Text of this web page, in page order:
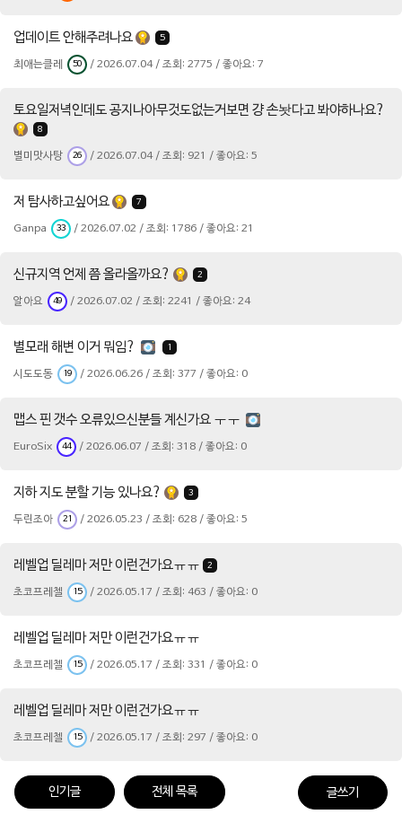
업데이트 안해주려나요 5
최애는클레 50 / 2026.07.04 / 조회: 2775 / 좋아요: 7
토요일저녁인데도 공지나아무것도없는거보면 걍 손놧다고 봐야하나요?
8
별미맛사탕 26 / 2026.07.04 / 조회: 921 / 좋아요: 5
저 탐사하고싶어요 7
Ganpa 33 / 2026.07.02 / 조회: 1786 / 좋아요: 21
신규지역 언제 쯤 올라올까요? 2
알아요 49 / 2026.07.02 / 조회: 2241 / 좋아요: 24
별모래 해변 이거 뭐임? 1
시도도동 19 / 2026.06.26 / 조회: 377 / 좋아요: 0
맵스 핀 갯수 오류있으신분들 계신가요 ㅜㅜ
EuroSix 44 / 2026.06.07 / 조회: 318 / 좋아요: 0
지하 지도 분할 기능 있나요? 3
두린조아 21 / 2026.05.23 / 조회: 628 / 좋아요: 5
레벨업 딜레마 저만 이런건가요ㅠㅠ 2
초코프레첼 15 / 2026.05.17 / 조회: 463 / 좋아요: 0
레벨업 딜레마 저만 이런건가요ㅠㅠ
초코프레첼 15 / 2026.05.17 / 조회: 331 / 좋아요: 0
레벨업 딜레마 저만 이런건가요ㅠㅠ
초코프레첼 15 / 2026.05.17 / 조회: 297 / 좋아요: 0
인기글 전체 목록 글쓰기